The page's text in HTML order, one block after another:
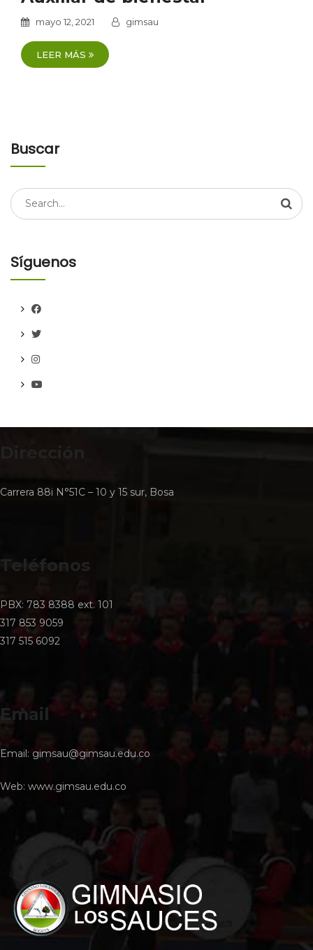
mayo 12, 2021 gimsau
LEER MÁS
Buscar
Search
for:
Síguenos
Dirección
Carrera 88i N°51C – 10 y 15 sur, Bosa
Teléfonos
PBX: 783 8388 ext. 101
317 853 9059
317 515 6092
Email
Email: gimsau@gimsau.edu.co
Web: www.gimsau.edu.co